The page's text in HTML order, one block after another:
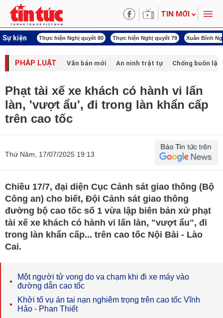
TIN MỚI
Sự kiện
công Iran Thực hiện Nghị quyết 80 Thực hiện Nghị quyết 79 Xuân Bính
PHÁP LUẬT Văn bản mới An ninh trật tự Chống buôn
Phạt tài xế xe khách có hành vi lấn
làn, 'vượt ẩu', đi trong làn khẩn cấp
trên cao tốc
Thứ Năm, 17/07/2025 19:13
Chiều 17/7, đại diện Cục Cảnh sát giao thông (Bộ
Công an) cho biết, Đội Cảnh sát giao thông
đường bộ cao tốc số 1 vừa lập biên bản xử phạt
tài xế xe khách có hành vi lấn làn, "vượt ẩu", đi
trong làn khẩn cấp... trên cao tốc Nội Bài - Lào
Cai.
Một người tử vong do va chạm khi đi xe máy vào
đường dẫn cao tốc
Khởi tố vụ án tai nạn nghiêm trọng trên cao tốc Vĩnh
Hảo - Phan Thiết